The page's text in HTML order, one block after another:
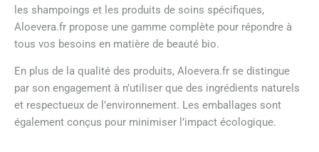
les shampoings et les produits de soins spécifiques,
Aloevera.fr propose une gamme complète pour répondre à
tous vos besoins en matière de beauté bio.
En plus de la qualité des produits, Aloevera.fr se distingue
par son engagement à n’utiliser que des ingrédients naturels
et respectueux de l’environnement. Les emballages sont
également conçus pour minimiser l’impact écologique.